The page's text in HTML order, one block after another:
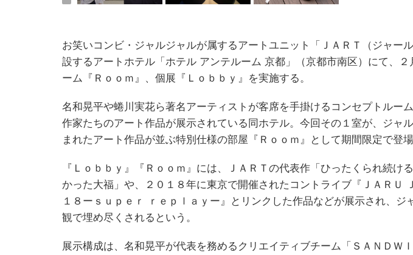
お笑いコンビ・ジャルジャルが属するアートユニット「ＪＡＲＴ（ジャー
設するアートホテル「ホテル アンテルーム 京都」（京都市南区）にて、
ーム『Ｒｏｏｍ』、個展『Ｌｏｂｂｙ』を実施する。
名和晃平や蜷川実花ら著名アーティストが客席を手掛けるコンセプトルー
作家たちのアート作品が展示されている同ホテル。今回その１室が、ジャ
まれたアート作品が並ぶ特別仕様の部屋『Ｒｏｏｍ』として期間限定で登場
『Ｌｏｂｂｙ』『Ｒｏｏｍ』には、ＪＡＲＴの代表作「ひったくられ続け
かった大福」や、２０１８年に東京で開催されたコントライブ『ＪＡＲＵ
１８ーｓｕｐｅｒ ｒｅｐｌａｙー』とリンクした作品などが展示され、ジ
観で埋め尽くされるという。
展示構成は、名和晃平が代表を務めるクリエイティブチーム「ＳＡＮＤＷ